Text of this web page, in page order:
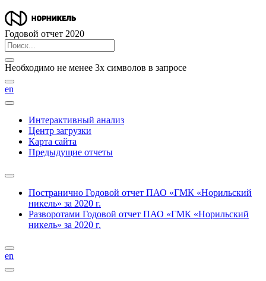
Годовой отчет 2020
Необходимо не менее 3х символов в запросе
en
Интерактивный анализ
Центр загрузки
Карта сайта
Предыдущие отчеты
Постранично Годовой отчет ПАО «ГМК «Норильский
никель» за 2020 г.
Разворотами Годовой отчет ПАО «ГМК «Норильский
никель» за 2020 г.
en